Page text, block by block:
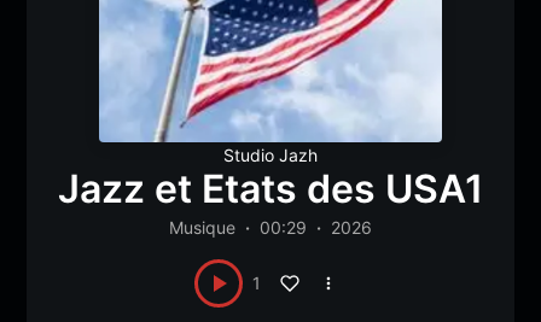
Studio Jazh
Jazz et Etats des USA1
Musique 00:29 2026
1